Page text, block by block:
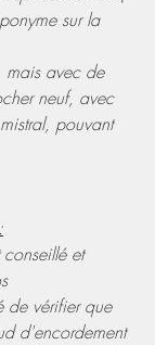
sur la
mais avec de
neuf, avec
pouvant
conseillé et
de vérifier que
d'encordement